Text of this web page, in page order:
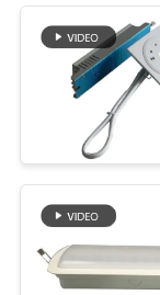
SITO
NORME
SULLA
PRIVACY
Luce
del